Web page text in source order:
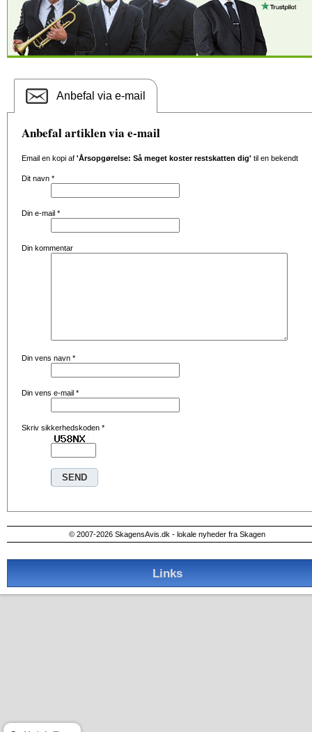
Anbefal via e-mail
Anbefal artiklen via e-mail
Email en kopi af 'Årsopgørelse: Så meget koster restskatten dig' til en bekendt
Dit navn *
Din e-mail *
Din kommentar
Din vens navn *
Din vens e-mail *
Skriv sikkerhedskoden *
© 2007-2026 SkagensAvis.dk - lokale nyheder fra Skagen
Links